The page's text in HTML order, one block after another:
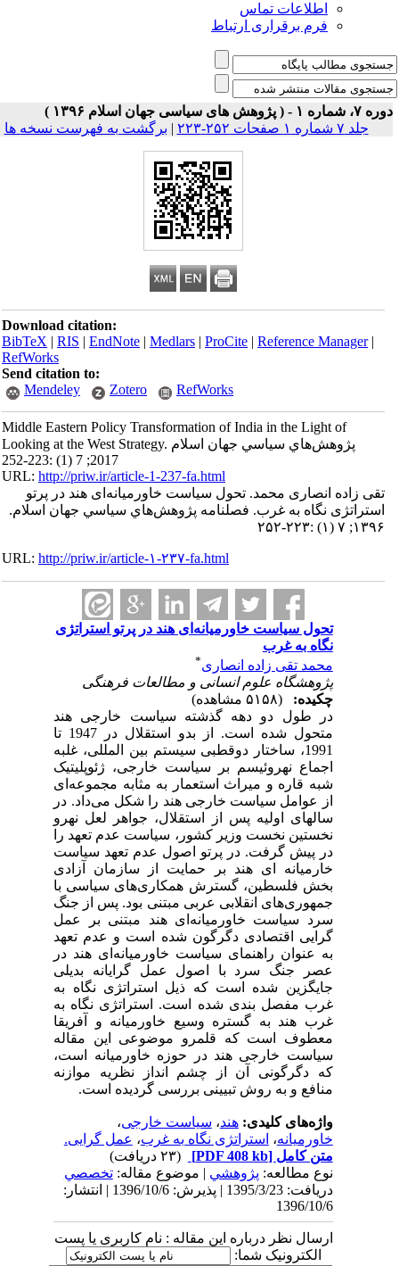
اطلاعات تماس
فرم برقراری ارتباط
۱ - ( پژوهش های سیاسی جهان اسلام ۱۳۹۶ )
جلد ۷ شماره ۱ صفحات ۲۵۲-۲۲۳
|برگشت به فهرست نسخه ها
Download citation:
BibTeX|RIS|EndNote|Medlars|ProCite|Reference Manager
RefWorks
Send citation to:
Mendeley
Zotero RefWorks
Middle Eastern Policy Transformation of India in the Light of
Looking at the West Strategy. پژوهش‌هاي سياسي جهان اسلام
2017; 7 (1) :223-252
URL:http://priw.ir/article-1-237-fa.html
تقی زاده انصاری محمد. تحول سیاست خاورمیانه‌ای هند در پرتو
استراتژی نگاه به غرب. فصلنامه پژوهش‌هاي سياسي جهان اسلام.
۱۳۹۶; ۷ (۱) :۲۲۳-۲۵۲
URL:http://priw.ir/article-۱-۲۳۷-fa.html
تحول سیاست خاورمیانه‌ای هند در پرتو استراتژی
نگاه به غرب
محمد تقی زاده انصاری*
پژوهشگاه علوم انسانی و مطالعات فرهنگی
چکیده:
در طول دو دهه گذشته سیاست خارجی هند
متحول
شده است. از بدو استقلال در 1947 تا
1991، ساختار دوقطبی سیستم بین المللی، غلبه
اجماع نهروئیسم بر سیاست خارجی، ژئوپلیتیک
شبه قاره و میراث استعمار به مثابه مجموعه‌ای
از عوامل سیاست خارجی هند را شکل می‌داد. در
سالهای اولیه پس از استقلال، جواهر لعل نهرو
نخستین نخست وزیر کشور،سیاست عدم تعهد را
در پیش گرفت. در پرتو اصول عدم تعهد سیاست
خارمیانه ای هند بر حمایت از سازمان آزادی
بخش فلسطین، گسترش همکاری‌های سیاسی با
جمهوری‌های انقلابی عربی مبتنی بود. پس از جنگ
سرد سیاست خاورمیانه‌ای هند مبتنی بر عمل
گرایی اقتصادی دگرگون شده است و عدم تعهد
به عنوان راهنمای سیاست خاورمیانه‌ای هند در
عصر جنگ سرد با اصول عمل گرایانه بدیلی
جایگزین شده است که ذیل استراتژی نگاه به
غرب مفصل بندی شده است. استراتژی نگاه به
غرب هند به گستره وسیع خاورمیانه و آفریقا
معطوف است که قلمرو موضوعی این مقاله
سیاست خارجی هند در حوزه خاورمیانه است،
که دگرگونی آن از چشم انداز نظریه موازنه
منافع و به روش تبیینی بررسی گردیده است.
واژه‌های کلیدی:هند،سیاست خارجی،
خاورمیانه،استراتژی نگاه به غرب،عمل گرایی.
متن کامل[PDF 408 kb]
نوع مطالعه:پژوهشي| موضوع مقاله:تخصصي
دریافت: 1395/3/23 | پذیرش: 1396/10/6 | انتشار:
1396/10/6
ارسال نظر درباره این مقاله : نام کاربری یا پست
الکترونیک شما: